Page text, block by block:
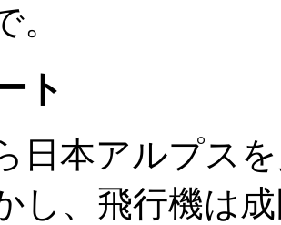
。
ト
日本アルプス
し、飛行機は